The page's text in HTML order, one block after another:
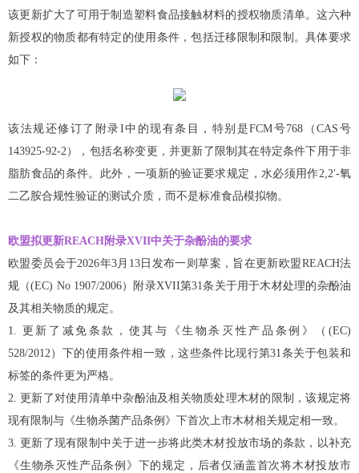
该更新扩大了可用于制造塑料食品接触材料的授权物质清单。这六种
新授权的物质都有特定的使用条件，包括迁移限制和限制。具体要求
如下：
该法规还修订了附录I中的现有条目，特别是FCM号768（CAS号
143925-92-2），包括名称变更，并更新了限制其在特定条件下用于非
脂肪食品的条件。此外，一项新的验证要求规定，水必须用作2,2′-氧
二乙胺合规性验证的测试介质，而不是标准食品模拟物。
欧盟拟更新REACH附录XVII中关于杂酚油的要求
欧盟委员会于2026年3月13日发布一则草案，旨在更新欧盟REACH法
规（(EC) No 1907/2006）附录XVII第31条关于用于木材处理的杂酚油
及其相关物质的规定。
1. 更新了减免条款，使其与《生物杀灭性产品条例》（(EC)
528/2012）下的使用条件相一致，这些条件比现行第31条关于包装和
标签的条件更为严格。
2. 更新了对使用清单中杂酚油及相关物质处理木材的限制，该规定将
现有限制与《生物杀菌产品条例》下首次上市木材相关规定相一致。
3. 更新了现有限制中关于进一步将此类木材投放市场的条款，以补充
《生物杀灭性产品条例》下的规定，后者仅涵盖首次将木材投放市